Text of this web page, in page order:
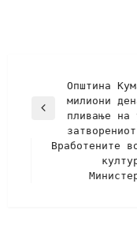
Општина
милиони
пливање на
Вработените